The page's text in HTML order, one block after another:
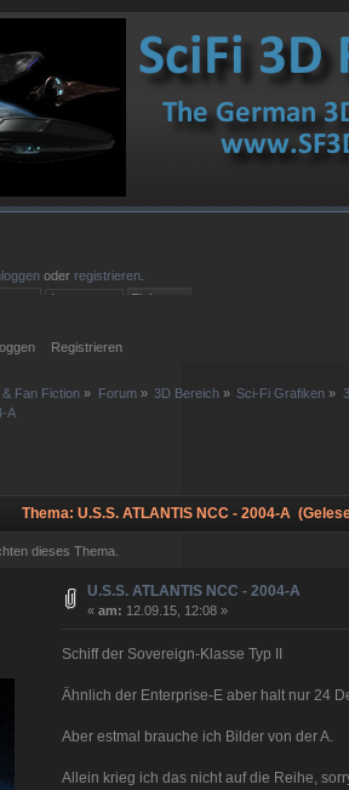
oder registrieren
Registrieren
Fan Fiction » Forum» 3D Bereich » Sci-Fi Grafiken »
A
Thema: U.S.S. ATLANTIS NCC - 2004-A
dieses Thema.
U.S.S. ATLANTIS NCC - 2004-A
«am: 12.09.15, 12:08 »
Schiff der Sovereign-Klasse Typ II
Ähnlich der Enterprise-E aber halt nur 24
Aber estmal brauche ich Bilder von der A.
Allein krieg ich das nicht auf die Reihe,